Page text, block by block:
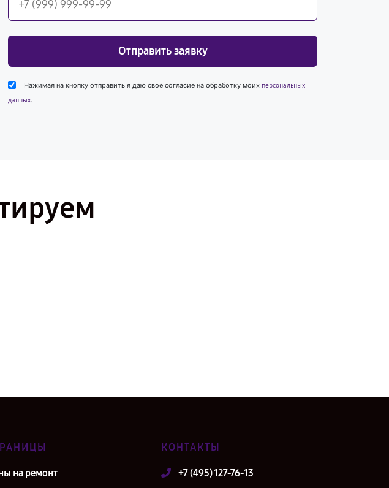
Отправить заявку
Нажимая на кнопку отправить я даю свое согласие на обработку моих персональных
данных.
на ремонт
КОНТАКТЫ
+7 (495) 127-76-13